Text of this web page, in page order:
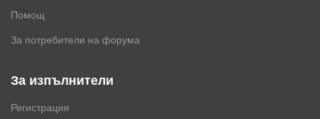
Помощ
За потребители на форума
За изпълнители
Регистрация